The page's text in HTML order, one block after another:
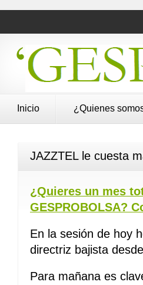
Inicio ¿Quienes
JAZZTEL le cuesta
¿Quieres un mes
GESPROBOLSA?
En la sesión de hoy
directriz bajista
Para mañana es